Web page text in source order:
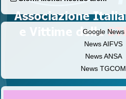
Google News
News AIFVS
News ANSA
News TGCOM